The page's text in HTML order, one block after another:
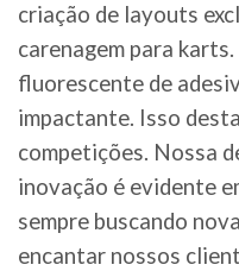
criação de layouts
carenagem para
fluorescente de
impactante. Isso
competições. Nossa
inovação é evidente
sempre buscando
encantar nossos